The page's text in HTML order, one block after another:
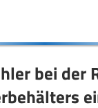
bei der